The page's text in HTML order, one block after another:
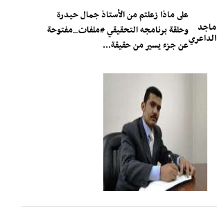
ماجد
الداعري
على ماذا زعلتم من الأستاذ جمال حيدرة
وحلقة برنامجه التحقيقي #ملفات_مفتوحة
عن جزء يسير من حقيقة...